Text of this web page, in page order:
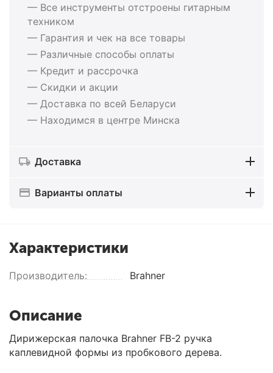
— Все инструменты отстроены гитарным
техником
— Гарантия и чек на все товары
— Различные способы оплаты
— Кредит и рассрочка
— Скидки и акции
— Доставка по всей Беларуси
— Находимся в центре Минска
Доставка
Варианты оплаты
Характеристики
Производитель: Brahner
Описание
Дирижерская палочка Brahner FB-2 ручка
каплевидной формы из пробкового дерева.